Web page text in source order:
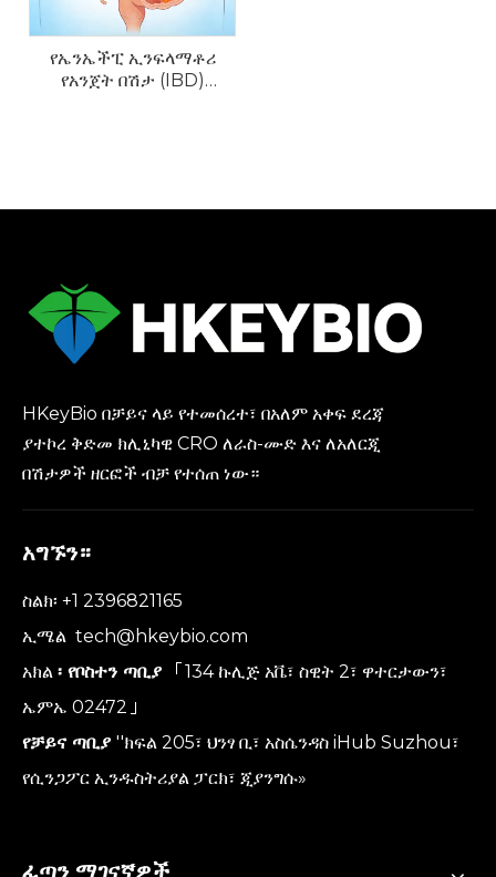
የኤንኤችፒ ኢንፍላማቶሪ
የአንጀት በሽታ (IBD)
HKeyBio በቻይና ላይ የተመሰረተ፣ በአለም አቀፍ ደረጃ
ያተኮረ ቅድመ ክሊኒካዊ CRO ለራስ-ሙድ እና ለአለርጂ
በሽታዎች ዘርፎች ብቻ የተሰጠ ነው።
አግኙን።
ስልክ፡ +1 2396821165
ኢሜል tech@hkeybio.com
አክል ፡ የቦስተን ጣቢያ
「134 ኩሊጅ አቬ፣ ስዊት 2፣ ዋተርታውን፣
ኤምኤ 02472」
የቻይና ጣቢያ ''ክፍል 205፣ ህንፃ ቢ፣ አስሴንዳስ iHub Suzhou፣
የሲንጋፖር ኢንዱስትሪያል ፓርክ፣ ጂያንግሱ»
ፈጣን ማገናኛዎች